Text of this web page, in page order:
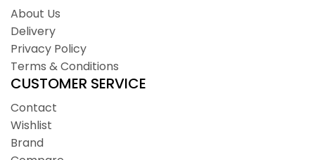
About Us
Delivery
Privacy Policy
Terms & Conditions
CUSTOMER SERVICE
Contact
Wishlist
Brand